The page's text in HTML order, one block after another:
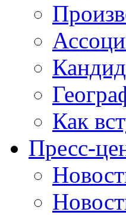
Как
Пресс-